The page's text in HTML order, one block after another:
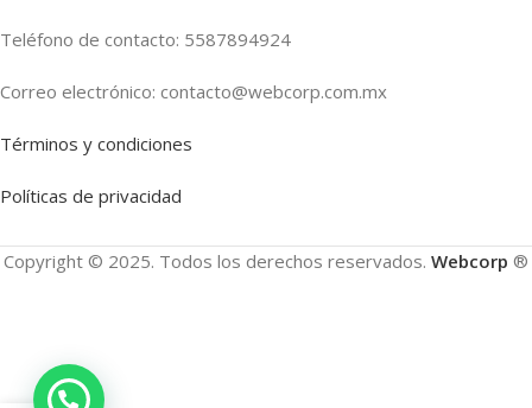
Teléfono de contacto: 5587894924
Correo electrónico: contacto@webcorp.com.mx
Términos y condiciones
Políticas de privacidad
Copyright © 2025. Todos los derechos reservados. Webcorp ®